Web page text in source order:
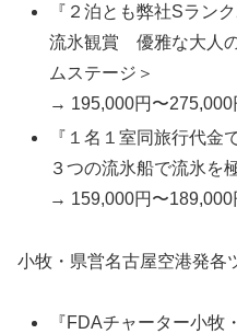
『２泊とも弊社Sラン
流氷観賞 優雅な大人
ムステージ＞
→ 195,000円〜275,000
『１名１室同旅行代
３つの流氷船で流氷を
→ 159,000円〜189,000
小牧・県営名古屋空港発各
『FDAチャーター小